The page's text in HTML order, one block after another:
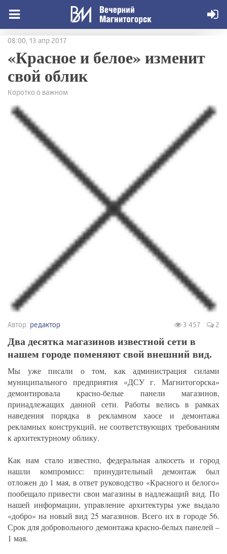
08:00, 13 апр 2017
«Красное и белое» изменит
свой облик
Коротко о важном
Автор: редактор 3 457 2
Два десятка магазинов известной сети в
нашем городе поменяют свой внешний вид.
Мы уже писали о том, как администрация силами
муниципального предприятия «ДСУ г. Магнитогорска»
демонтировала красно-белые панели магазинов,
принадлежащих данной сети. Работы велись в рамках
наведения порядка в рекламном хаосе и демонтажа
рекламных конструкций, не соответствующих требованиям
к архитектурному облику.
Как нам стало известно, федеральная алкосеть и город
нашли компромисс: принудительный демонтаж был
отложен до 1 мая, в ответ руководство «Красного и белого»
пообещало привести свои магазины в надлежащий вид. По
нашей информации, управление архитектуры уже выдало
«добро» на новый вид 25 магазинов. Всего их в городе 56.
Срок для добровольного демонтажа красно-белых панелей –
1 мая.